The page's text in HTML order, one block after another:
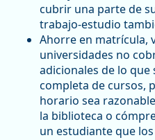
cubrir una parte de
trabajo-estudio
Ahorre en matrícula,
universidades no
adicionales de lo que
completa de cursos,
horario sea
la biblioteca o
un estudiante que